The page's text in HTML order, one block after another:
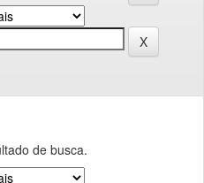
de busca.